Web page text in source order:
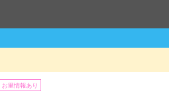
お里情報あり